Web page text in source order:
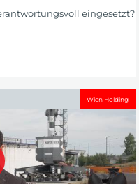
eingesetzt?
Wien Holding